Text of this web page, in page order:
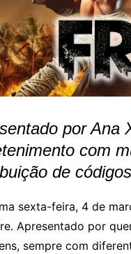
por Ana
com
de códigos
sexta-feira, 4 de
Apresentado por
sempre com